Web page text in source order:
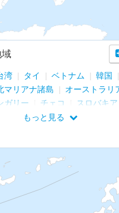
域
湾 タイ ベトナム 韓国
マリアナ諸島 オーストラリ
ガリー チェコ
スロバキア
ガポール マカオ
もっと見る